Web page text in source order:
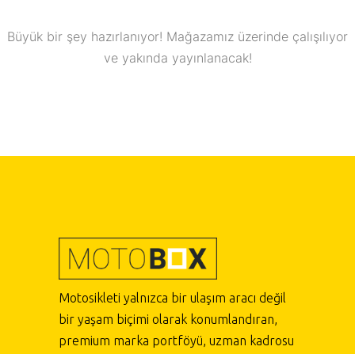
Büyük bir şey hazırlanıyor! Mağazamız üzerinde çalışılıyor
ve yakında yayınlanacak!
Motosikleti yalnızca bir ulaşım aracı değil
bir yaşam biçimi olarak konumlandıran,
premium marka portföyü, uzman kadrosu